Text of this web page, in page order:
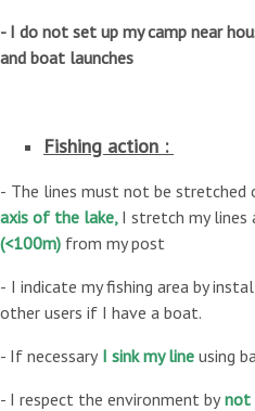
- I do not set up my camp near
and boat launches
Fishing action :
- The lines must not be stretched
axis of the lake, I stretch my lines
(<100m) from my post
- I indicate my fishing area by
other users if I have a boat.
- If necessary I sink my line using
- I respect the environment by not